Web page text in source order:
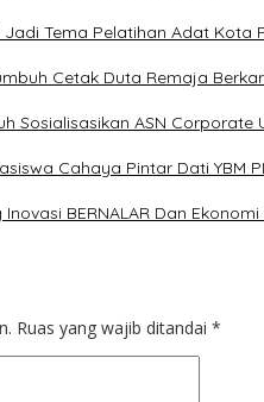
Tema Pelatihan Adat Kota
Cetak Duta Remaja
Sosialisasikan ASN Corporate
Cahaya Pintar Dati YBM
BERNALAR Dan
Ruas yang wajib ditandai *